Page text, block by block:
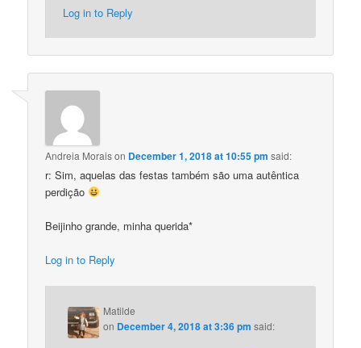
Log in to Reply
Andreia Moraison December 1, 2018 at 10:55 pm said:
r: Sim, aquelas das festas também são uma autêntica
perdição
Beijinho grande, minha querida*
Log in to Reply
Matilde
on December 4, 2018 at 3:36 pm said: